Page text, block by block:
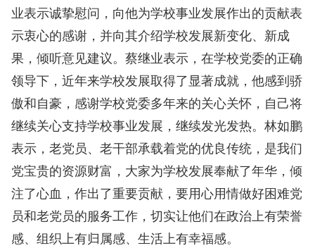
业表示诚挚慰问，向他为学校事业发展作出的贡献表
示衷心的感谢，并向其介绍学校发展新变化、新成
果，倾听意见建议。蔡继业表示，在学校党委的正确
领导下，近年来学校发展取得了显著成就，他感到骄
傲和自豪，感谢学校党委多年来的关心关怀，自己将
继续关心支持学校事业发展，继续发光发热。林如鹏
表示，老党员、老干部承载着党的优良传统，是我们
党宝贵的资源财富，大家为学校发展奉献了年华，倾
注了心血，作出了重要贡献，要用心用情做好困难党
员和老党员的服务工作，切实让他们在政治上有荣誉
感、组织上有归属感、生活上有幸福感。